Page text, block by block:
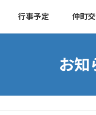
行事予定 仲町
お知